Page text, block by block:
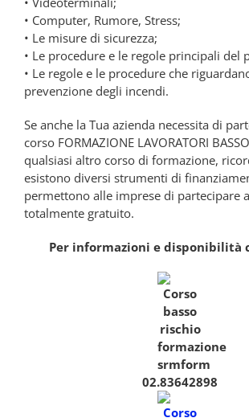
• Computer, Rumore, Stress;
• Le misure di sicurezza;
• Le procedure e le regole principali del
• Le regole e le procedure che
prevenzione degli incendi.
Se anche la Tua azienda necessita di
corso FORMAZIONE LAVORATORI
qualsiasi altro corso di formazione,
esistono diversi strumenti di
permettono alle imprese di partecipare
totalmente gratuito.
Per informazioni e disponibilità
02.83642898